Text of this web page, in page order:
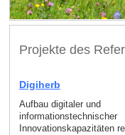
Projekte des
Digiherb
Aufbau digitaler und
informationstechnischer
Innovationskapazitäten